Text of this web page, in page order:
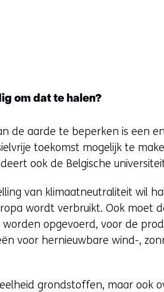
om dat te halen?
de aarde te beperken is een
toekomst mogelijk te
ook de Belgische
van klimaatneutraliteit wil
wordt verbruikt. Ook moet
opgevoerd, voor de
voor hernieuwbare wind-,
grondstoffen, maar ook